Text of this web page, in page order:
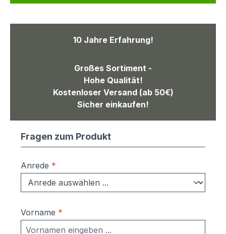
10 Jahre Erfahrung!
Großes Sortiment -
Hohe Qualität!
Kostenloser Versand (ab 50€)
Sicher einkaufen!
Fragen zum Produkt
Anrede *
Vorname *